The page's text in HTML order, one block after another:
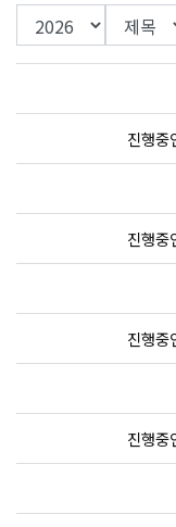
진행중
진행중
진행중
진행중